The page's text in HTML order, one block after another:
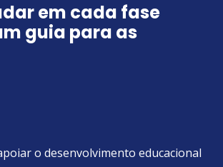
em cada fase
guia para as
o desenvolvimento educacional